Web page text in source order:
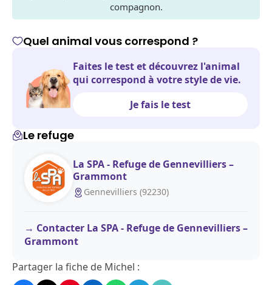
compagnon.
Quel animal vous correspond ?
Faites le test et découvrez l'animal
qui correspond à votre style de vie.
Je fais le test
Le refuge
La SPA - Refuge de Gennevilliers –
Grammont
Gennevilliers (92230)
Contacter La SPA - Refuge de Gennevilliers –
Grammont
Partager la fiche de Michel :